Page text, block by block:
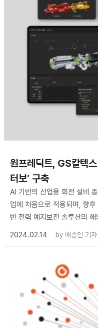
원프레딕트, GS칼텍
터보’ 구축
AI 기반의 산업용 회전 설비
업에 처음으로 적용되며, 향후
반 전력 예지보전 솔루션의
2024.02.14
by 배종인 기자